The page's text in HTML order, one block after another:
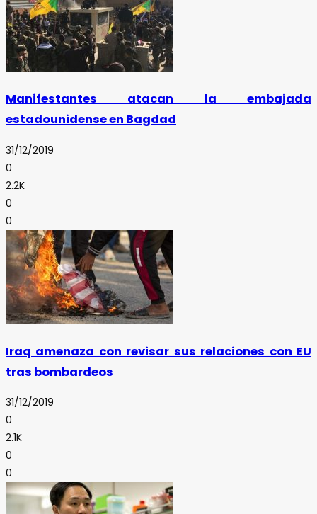
Manifestantes atacan la embajada
estadounidense en Bagdad
31/12/2019
0
2.2K
0
0
Iraq amenaza con revisar sus relaciones con EU
tras bombardeos
31/12/2019
0
2.1K
0
0